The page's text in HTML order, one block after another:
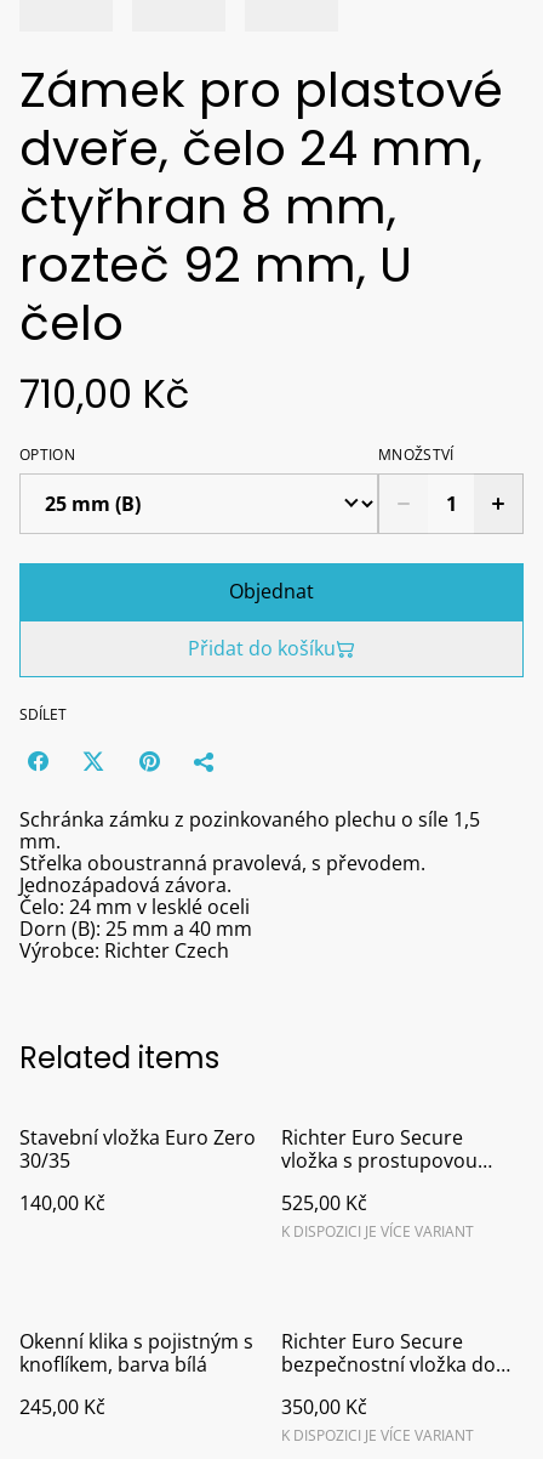
Zámek pro plastové
dveře, čelo 24 mm,
čtyřhran 8 mm,
rozteč 92 mm, U
čelo
710,00 Kč
OPTION MNOŽSTVÍ
Objednat
Přidat do košíku
SDÍLET
Schránka zámku z pozinkovaného plechu o síle 1,5
mm.
Střelka oboustranná pravolevá, s převodem.
Jednozápadová závora.
Čelo: 24 mm v lesklé oceli
Dorn (B): 25 mm a 40 mm
Výrobce: Richter Czech
Related items
Stavební vložka Euro Zero
30/35
140,00 Kč
Richter Euro Secure
vložka s prostupovou
525,00 Kč
K DISPOZICI JE VÍCE VARIANT
Okenní klika s pojistným s
knoflíkem, barva bílá
245,00 Kč
Richter Euro Secure
bezpečnostní vložka do
350,00 Kč
K DISPOZICI JE VÍCE VARIANT